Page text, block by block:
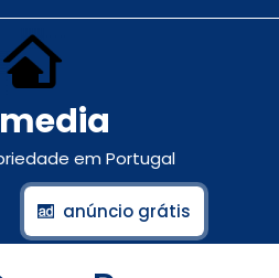
em Portugal
anúncio grátis